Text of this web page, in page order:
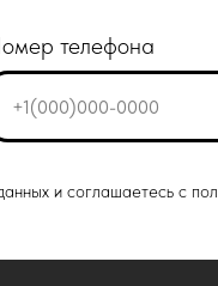
телефона
и соглашаетесь c